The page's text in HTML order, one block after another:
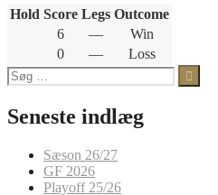
Hold Score Legs Outcome
6
—
Win
0
—
Loss
Søg
efter:
Seneste indlæg
Sæson 26/27
GF 2026
Playoff 25/26